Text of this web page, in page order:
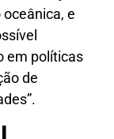
e
em políticas
de